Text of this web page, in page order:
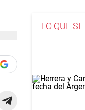
LO QUE